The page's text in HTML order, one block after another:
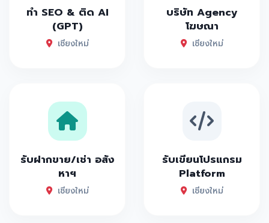
ทำ SEO & ติด AI
(GPT)
เชียงใหม่
บริษัท Agency
โฆษณา
เชียงใหม่
รับฝากขาย/เช่า อสัง
หาฯ
เชียงใหม่
รับเขียนโปรแกรม
Platform
เชียงใหม่